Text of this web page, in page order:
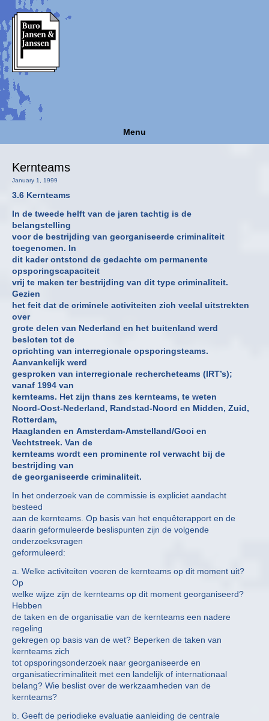
Menu
Kernteams
January 1, 1999
3.6 Kernteams
In de tweede helft van de jaren tachtig is de
belangstelling
voor de bestrijding van georganiseerde criminaliteit
toegenomen. In
dit kader ontstond de gedachte om permanente
opsporingscapaciteit
vrij te maken ter bestrijding van dit type criminaliteit.
Gezien
het feit dat de criminele activiteiten zich veelal uitstrekten
over
grote delen van Nederland en het buitenland werd
besloten tot de
oprichting van interregionale opsporingsteams.
Aanvankelijk werd
gesproken van interregionale rechercheteams (IRT’s);
vanaf 1994 van
kernteams. Het zijn thans zes kernteams, te weten
Noord-Oost-Nederland, Randstad-Noord en Midden, Zuid,
Rotterdam,
Haaglanden en Amsterdam-Amstelland/Gooi en
Vechtstreek. Van de
kernteams wordt een prominente rol verwacht bij de
bestrijding van
de georganiseerde criminaliteit.
In het onderzoek van de commissie is expliciet aandacht
besteed
aan de kernteams. Op basis van het enquêterapport en de
daarin geformuleerde beslispunten zijn de volgende
onderzoeksvragen
geformuleerd:
a. Welke activiteiten voeren de kernteams op dit moment uit?
Op
welke wijze zijn de kernteams op dit moment georganiseerd?
Hebben
de taken en de organisatie van de kernteams een nadere
regeling
gekregen op basis van de wet? Beperken de taken van
kernteams zich
tot opsporingsonderzoek naar georganiseerde en
organisatiecriminaliteit met een landelijk of internationaal
belang? Wie beslist over de werkzaamheden van de
kernteams?
b. Geeft de periodieke evaluatie aanleiding de centrale